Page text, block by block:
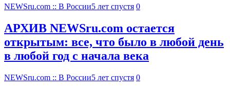
NEWSru.com :: В России5 лет спустя 0
АРХИВ NEWSru.com остается
открытым: все, что было в любой день
в любой год с начала века
NEWSru.com :: В России5 лет спустя 0